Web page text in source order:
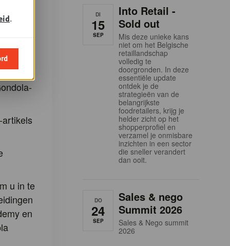
Dit is
u in te
en
DI
15
SEP
Into Retail -
Sold out
Mis deze unieke kans
niet om het Belgische
retaillandschap
volledig te
doorgronden. In deze
essentiële update
ontdek je de
strategieën van de
belangrijkste
foodretailers, krijg je
helder zicht op het
shopperprofiel en
verzamel je onmisbare
inzichten in een sector
die sneller verandert
dan ooit.
DO
24
SEP
Sales & nego
Summit 2026
Sales & Nego summit
2026
.